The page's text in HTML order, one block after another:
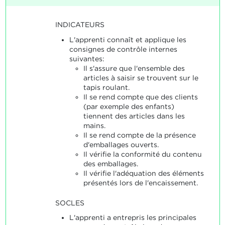
INDICATEURS
L'apprenti connaît et applique les
consignes de contrôle internes
suivantes:
Il s'assure que l'ensemble des
articles à saisir se trouvent sur le
tapis roulant.
Il se rend compte que des clients
(par exemple des enfants)
tiennent des articles dans les
mains.
Il se rend compte de la présence
d'emballages ouverts.
Il vérifie la conformité du contenu
des emballages.
Il vérifie l'adéquation des éléments
présentés lors de l'encaissement.
SOCLES
L'apprenti a entrepris les principales